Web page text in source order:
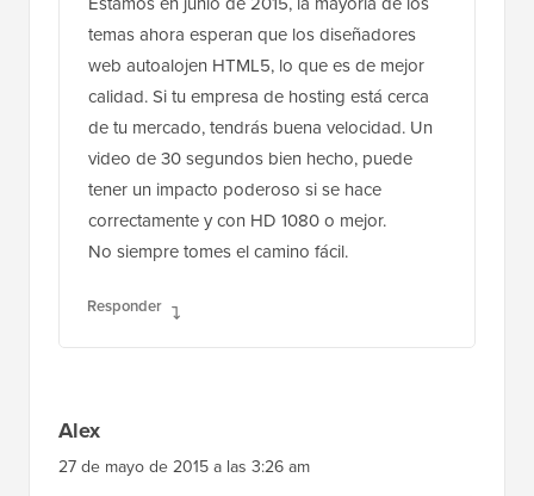
temas ahora esperan que los diseñadores
web autoalojen HTML5, lo que es de mejor
calidad. Si tu empresa de hosting está cerca
de tu mercado, tendrás buena velocidad. Un
video de 30 segundos bien hecho, puede
tener un impacto poderoso si se hace
correctamente y con HD 1080 o mejor.
No siempre tomes el camino fácil.
Responder
Alex
27 de mayo de 2015 a las 3:26 am